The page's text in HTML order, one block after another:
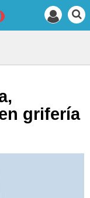
grifería